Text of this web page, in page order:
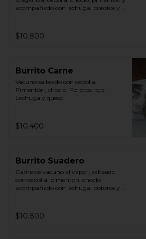
acompañado con lechuga, porotos y
$10.800
Burrito Carne
Vacuno salteado con cebolla,
Pimentón, choclo, Porotos rojo,
Lechuga y queso.
$10.400
Burrito Suadero
Carne de vacuno al vapor, salteado
con cebolla, pimenton, choclo
acompañado con lechuga, potoros y
$10.800